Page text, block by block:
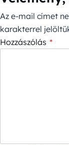
Az e-mail címet
karakterrel
Hozzászólás *